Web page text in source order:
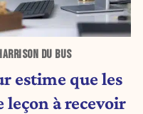
DU BUS
estime que les
leçon à recevoir